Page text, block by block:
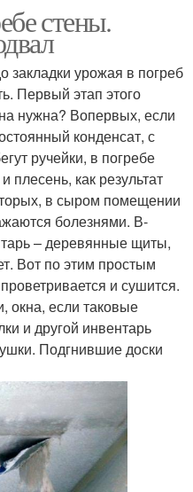
стены.
закладки урожая в погреб
Первый этап этого
нужна? Во­первых, если
конденсат, с
ручейки, в погребе
плесень, как результат
в сыром помещении
болезнями. В­
– деревянные щиты,
Вот по этим простым
и сушится.
окна, если таковые
и другой инвентарь
Подгнившие доски